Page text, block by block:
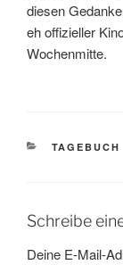
diesen
eh offizieller
Wochenmitte.
TAGEBUCH
Schreibe
Deine E-Mail-